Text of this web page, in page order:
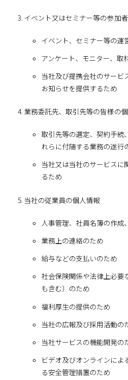
イベント又はセミナー等の参加
イベント、セミナー等の運
アンケート、モニター、取
当社及び提携会社のサービ
お知らせを提供するため
業務委託先、取引先等の皆様の
取引先等の選定、契約手続
れらに付随する業務の遂行
当社又は当社のサービスに
るため
当社の従業員の個人情報
人事管理、社員名簿の作成
業務上の連絡のため
給与などの支払いのため
社会保険関係や法律上必要
も含む）のため
福利厚生の提供のため
当社の広報及び採用活動の
当社サービスの機能開発の
ビデオ及びオンラインに
る安全管理措置のため